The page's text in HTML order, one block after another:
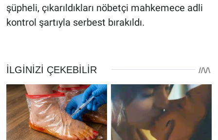
şüpheli, çıkarıldıkları nöbetçi mahkemece adli
kontrol şartıyla serbest bırakıldı.